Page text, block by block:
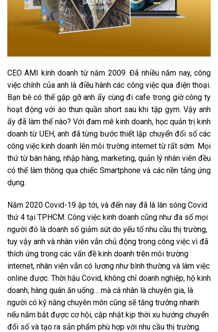
CEO AMI kinh doanh từ năm 2009. Đã nhiều năm nay, công
việc chính của anh là điều hành các công việc qua điện thoại.
Bạn bè có thể gặp gỡ anh ấy cùng đi cafe trong giờ công ty
hoạt động với áo thun quần short sau khi tập gym. Vậy anh
ấy đã làm thế nào? Với đam mê kinh doanh, học quản trị kinh
doanh từ UEH, anh đã từng bước thiết lập chuyển đổi số các
công việc kinh doanh lên môi trường internet từ rất sớm. Mọi
thứ từ bán hàng, nhập hàng, marketing, quản lý nhân viên đều
có thể làm thông qua chiếc Smartphone và các nền tảng ứng
dụng.
Năm 2020 Covid-19 ập tới, và đến nay đã là làn sóng Covid
thứ 4 tại TPHCM. Công việc kinh doanh cũng như đa số mọi
người đó là doanh số giảm sút do yếu tố nhu cầu thị trường,
tuy vậy anh và nhân viên vẫn chủ động trong công việc vì đã
thích ứng trong các vấn đề kinh doanh trên môi trường
internet, nhân viên vẫn có lương như bình thường và làm việc
online được. Thời hậu Covid, không chỉ doanh nghiệp, hộ kinh
doanh, hàng quán ăn uống… mà cá nhân là chuyên gia, là
người có kỹ năng chuyên môn cũng sẽ tăng trưởng nhanh
nếu nắm bắt được cơ hội, cập nhật kịp thời xu hướng chuyển
đổi số và tạo ra sản phẩm phù hợp với nhu cầu thị trường.